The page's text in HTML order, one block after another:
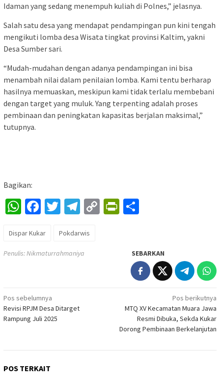
Idaman yang sedang menempuh kuliah di Polnes,” jelasnya.
Salah satu desa yang mendapat pendampingan pun kini tengah
mengikuti lomba desa Wisata tingkat provinsi Kaltim, yakni
Desa Sumber sari.
“Mudah-mudahan dengan adanya pendampingan ini bisa
menambah nilai dalam penilaian lomba. Kami tentu berharap
hasilnya memuaskan, meskipun kami tidak terlalu membebani
dengan target yang muluk. Yang terpenting adalah proses
pembinaan dan peningkatan kapasitas berjalan maksimal,”
tutupnya.
Bagikan:
WhatsApp
Facebook
Twitter
Telegram
CopyPrintFriendly
Dispar Kukar Pokdarwis
Penulis: Nikmaturrahmaniya SEBARKAN
Navigasi
pos
Pos sebelumnya
Revisi RPJM Desa Ditarget
Rampung Juli 2025
Pos berikutnya
MTQ XV Kecamatan Muara Jawa
Resmi Dibuka, Sekda Kukar
Dorong Pembinaan Berkelanjutan
POS TERKAIT